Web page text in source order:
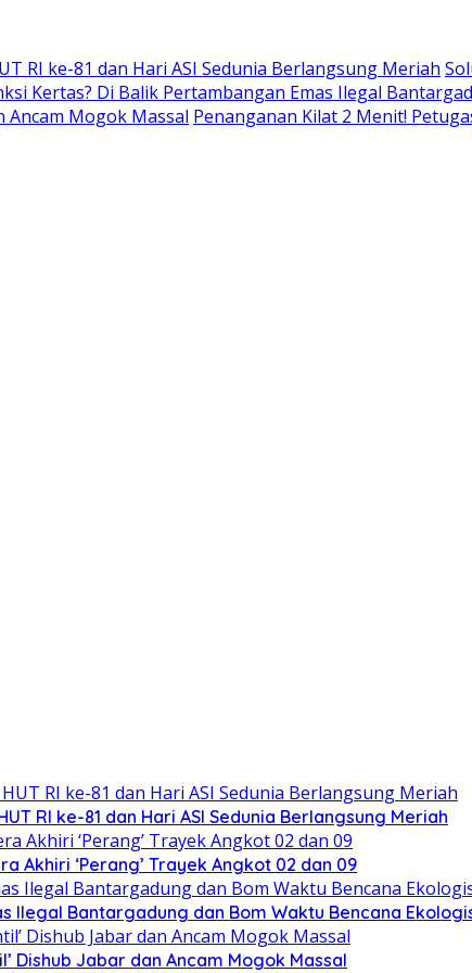
RI ke-81 dan Hari ASI Sedunia Berlangsung Meriah
Kertas? Di Balik Pertambangan Emas Ilegal
Ancam Mogok Massal Penanganan Kilat 2 Menit!
RI ke-81 dan Hari ASI Sedunia Berlangsung Meriah
Akhiri ‘Perang’ Trayek Angkot 02 dan 09
Ilegal Bantargadung dan Bom Waktu Bencana
Dishub Jabar dan Ancam Mogok Massal